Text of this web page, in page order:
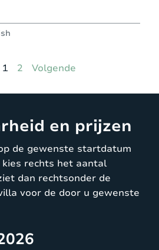
Pagina
1 Pagina
2 Volgende
en prijzen
de gewenste startdatum
rechts het aantal
dan rechtsonder de
voor de door u gewenste